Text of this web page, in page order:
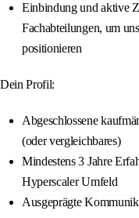
Einbindung und aktive
Fachabteilungen, um
positionieren
Dein Profil:
Abgeschlossene
(oder vergleichbares)
Mindestens 3 Jahre
Hyperscaler Umfeld
Ausgeprägte